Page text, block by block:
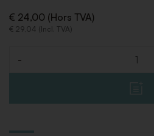
€ 24,00 (Hors TVA)
€ 29,04 (Incl. TVA)
-